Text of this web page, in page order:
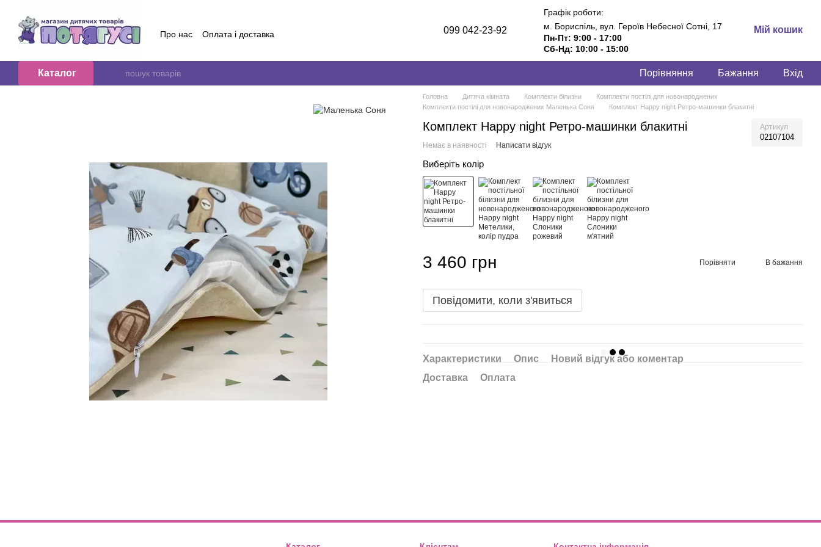
Про нас
Оплата і доставка
Контактна інформація
Блог
Договір публичної оферти
Відгуки про магазин
099 042-23-92
Графік роботи:
м. Бориспіль, вул. Героїв Небесної Сотні, 17
Пн-Пт: 9:00 - 17:00
Сб-Нд: 10:00 - 15:00
Мій кошик
Каталог Порівняння Бажання Вхід
Головна Дитяча кімната Комплекти білизни
Комплекти постілі для новонароджених
Комплекти постілі для новонароджених Маленька Соня
Комплект Happy night Ретро-машинки блакитні
Комплект Happy night Ретро-машинки блакитні Артикул
02107104
Немає в наявності Написати відгук
Виберіть колір
3 460 грн Порівняти В бажання
Повідомити, коли з'явиться
Характеристики Опис
Новий відгук або коментар
Доставка
Оплата